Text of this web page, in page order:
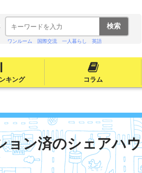
ワンルーム 国際交流 一人暮らし 英語
キング コラム
ョン済のシェアハウ